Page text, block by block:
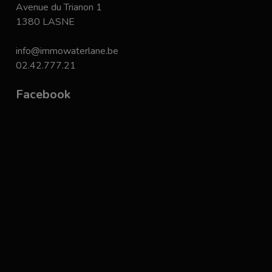
Avenue du Trianon 1
1380 LASNE
info@immowaterlane.be
02.42.777.21
Facebook